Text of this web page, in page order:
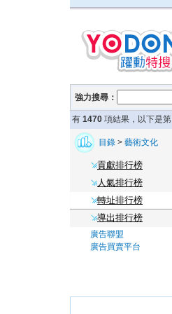
強力搜尋：
有 1470 項結果，以下是第
目錄 > 藝術文化
貢獻排行榜
人氣排行榜
轉址排行榜
導出排行榜
廣告聯盟
廣告買賣平台